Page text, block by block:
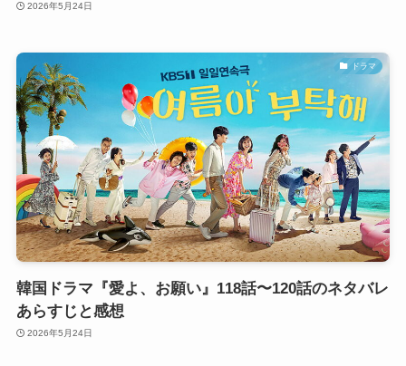
2026年5月24日
ドラマ
韓国ドラマ『愛よ、お願い』118話〜120話のネタバレ
あらすじと感想
2026年5月24日